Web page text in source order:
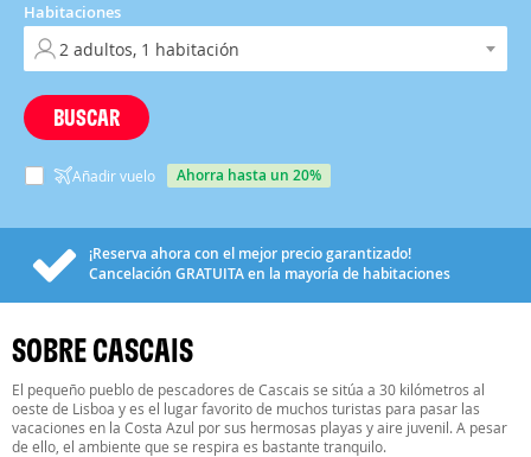
Habitaciones
BUSCAR
Añadir vuelo ahorra hasta un 20%
¡Reserva ahora con el mejor precio garantizado!
Cancelación GRATUITAen la mayoría de habitaciones
SOBRE CASCAIS
El pequeño pueblo de pescadores de Cascais se sitúa a 30 kilómetros al
oeste de Lisboa y es el lugar favorito de muchos turistas para pasar las
vacaciones en la Costa Azul por sus hermosas playas y aire juvenil. A pesar
de ello, el ambiente que se respira es bastante tranquilo.